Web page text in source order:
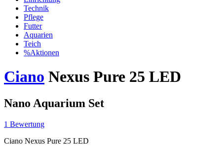
Technik
Pflege
Futter
Aquarien
Teich
%Aktionen
Ciano Nexus Pure 25 LED
Nano Aquarium Set
1 Bewertung
Ciano Nexus Pure 25 LED